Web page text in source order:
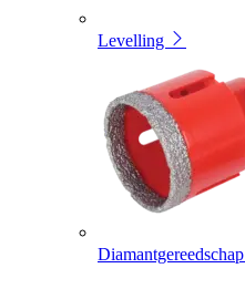
Levelling
Diamantgereedschap